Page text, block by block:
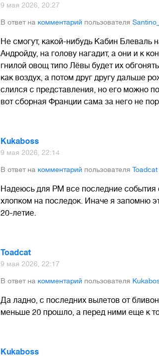
9 мая 2026, 20:27
В ответ на комментарий пользователя
Не смогут, какой-нибудь Кабин Блеваль
Андройду, на голову нагадит, а они и к
гнилой овощ типо Лёвы будет их
как воздух, а потом друг другу дальше
слился с представления, но его можно
вот сборная Франции сама за него не
Kukaboss
9 мая 2026, 22:14
В ответ на комментарий пользователя Toadcat
Надеюсь для РМ все последние события
хлопком на последок. Иначе я запомню
20-летие.
Toadcat
9 мая 2026, 22:17
В ответ на комментарий пользователя
Да ладно, с последних вылетов от
меньше 20 прошло, а перед ними еще к
Kukaboss